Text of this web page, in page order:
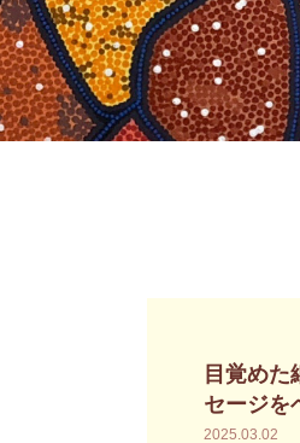
目覚め
セージを
2025.03.02